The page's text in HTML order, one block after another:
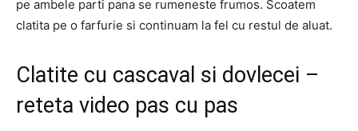
pe ambele parti pana se rumeneste frumos. Scoatem
clatita pe o farfurie si continuam la fel cu restul de aluat.
Clatite cu cascaval si dovlecei –
reteta video pas cu pas